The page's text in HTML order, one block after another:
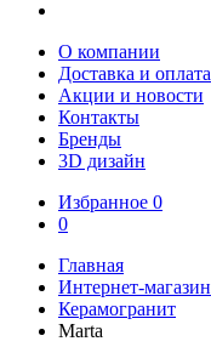
О компании
Доставка и оплата
Акции и новости
Контакты
Бренды
3D дизайн
Избранное 0
0
Главная
Интернет-магазин
Керамогранит
Marta